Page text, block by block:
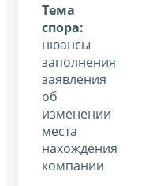
Тема
спора:
нюансы
заполнения
заявления
об
изменении
места
нахождения
компании